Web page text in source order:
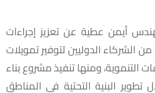
أيمن عطية عن تعزيز إجراءات
الشركاء الدوليين لتوفير تمويلات
التنموية، ومنها تنفيذ مشروع بناء
تطوير البنية التحتية في المناطق